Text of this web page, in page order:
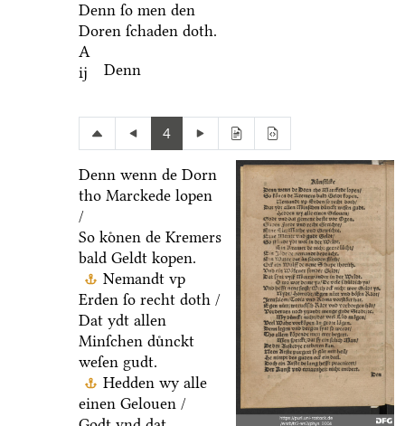
Denn ſo men den
Doren ſchaden doth.
A
ij
Denn
4
Denn wenn de Dorn
tho Marckede lopen
/
So koͤnen de Kremers
bald Geldt kopen.
Nemandt vp
Erden ſo recht doth /
Dat ydt allen
Minſchen duͤnckt
weſen gudt.
Hedden wy alle
einen Gelouen /